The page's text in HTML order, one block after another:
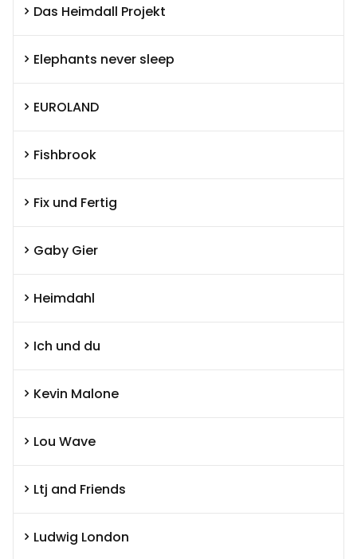
Das Heimdall Projekt
Elephants never sleep
EUROLAND
Fishbrook
Fix und Fertig
Gaby Gier
Heimdahl
Ich und du
Kevin Malone
Lou Wave
Ltj and Friends
Ludwig London